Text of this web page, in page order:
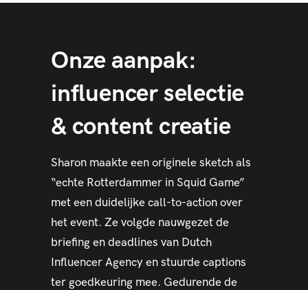
Onze aanpak:
influencer selectie
& content creatie
Sharon maakte een originele sketch als
“echte Rotterdammer in Squid Game”
met een duidelijke call-to-action over
het event. Ze volgde nauwgezet de
briefing en deadlines van Dutch
Influencer Agency en stuurde captions
ter goedkeuring mee. Gedurende de